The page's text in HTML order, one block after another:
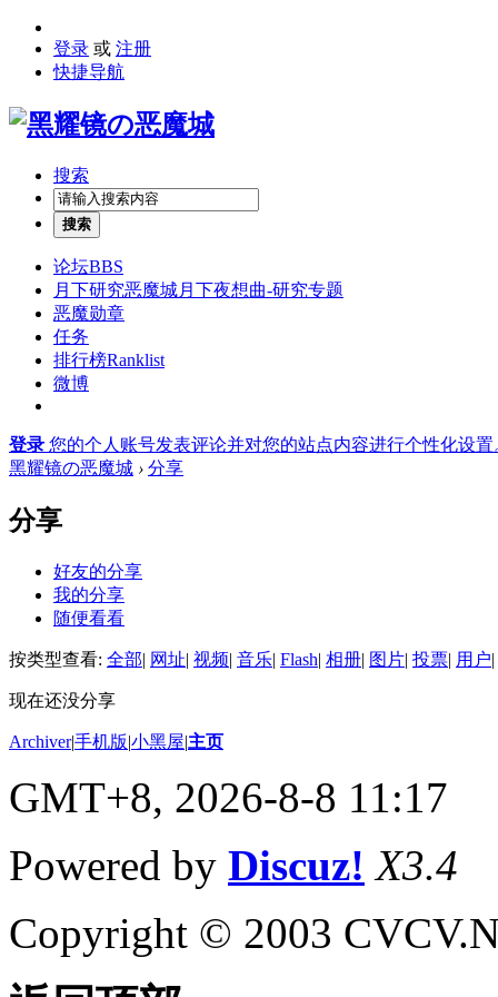
登录 或 注册
快捷导航
搜索
搜索
论坛BBS
月下研究恶魔城月下夜想曲-研究专题
恶魔勋章
任务
排行榜Ranklist
微博
登录 您的个人账号发表评论并对您的站点内容进行个性化设置
黑耀镜の恶魔城 › 分享
分享
好友的分享
我的分享
随便看看
按类型查看: 全部| 网址| 视频| 音乐| Flash| 相册| 图片| 投票| 用户|
现在还没分享
Archiver|手机版|小黑屋|主页
GMT+8, 2026-8-8 11:17
Powered by Discuz! X3.4
Copyright © 2003